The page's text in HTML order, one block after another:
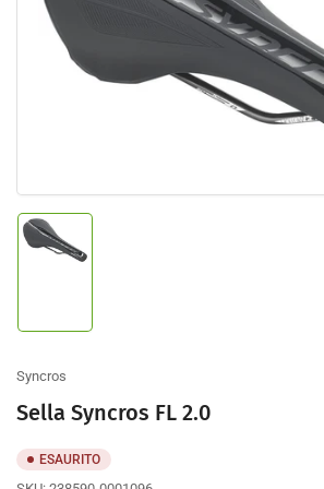
prodotto
Apri
contenuto
multimediale
1
nella
finestra
nella
Syncros
Sella Syncros FL 2.0
ESAURITO